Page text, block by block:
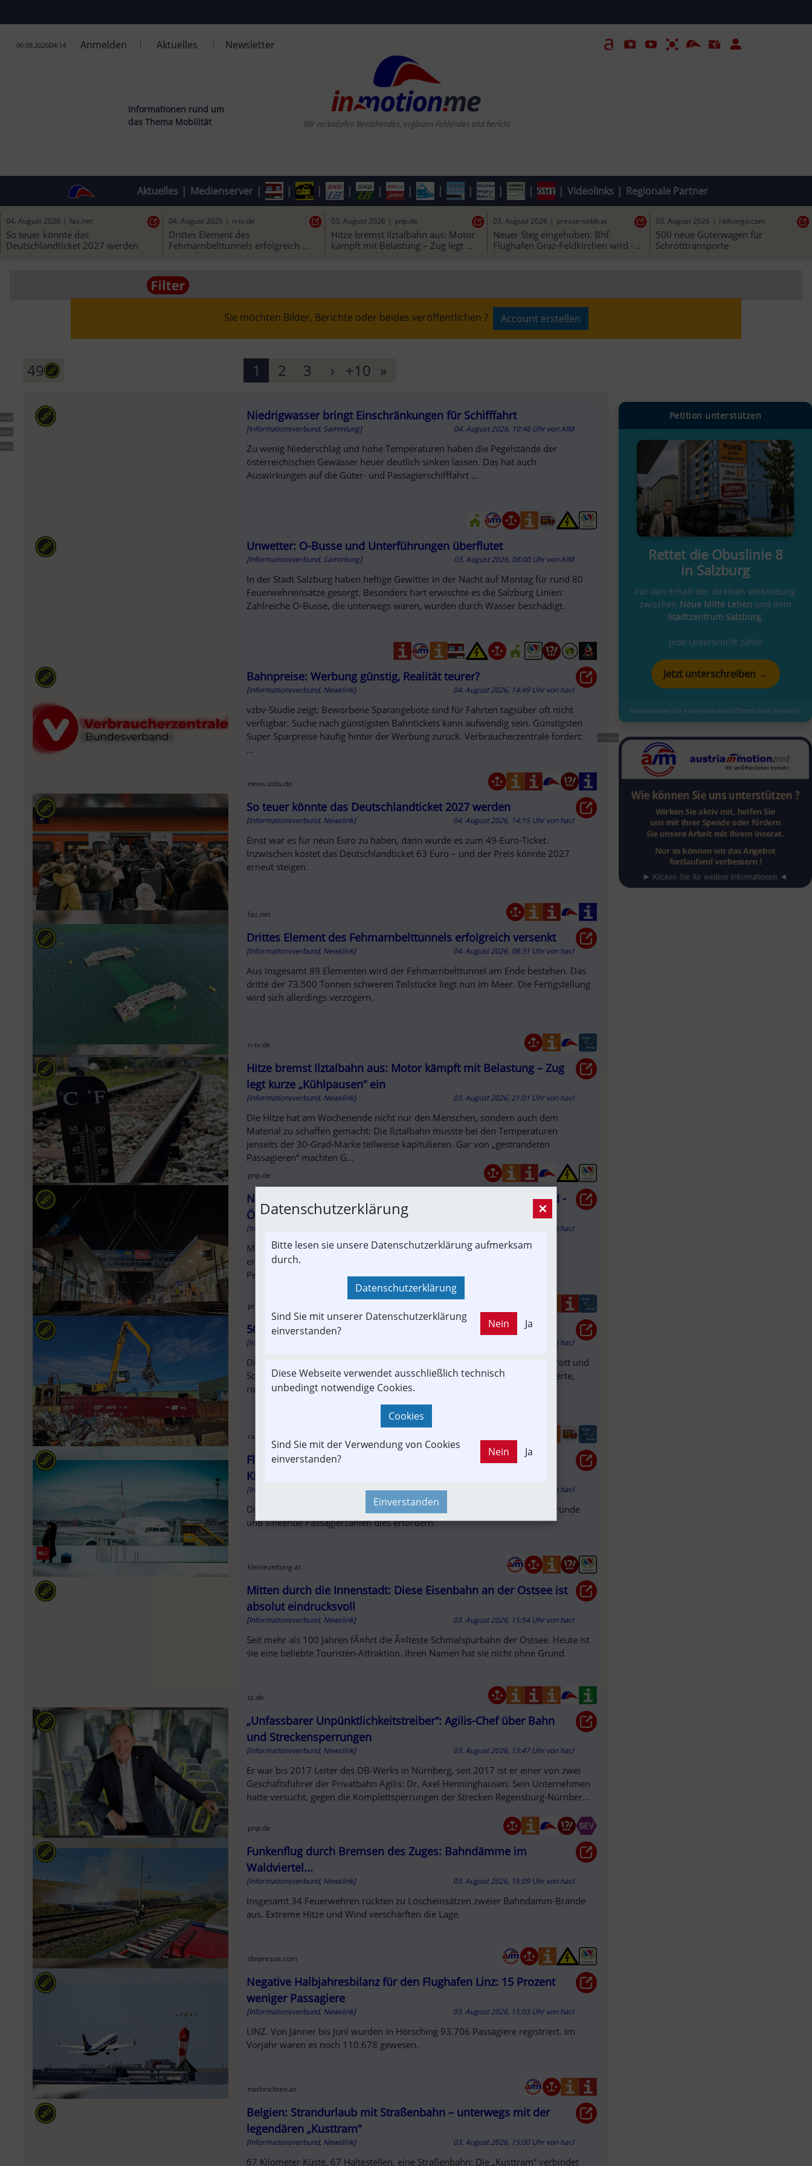
06.08.202604:14 Anmelden Aktuelles Newsletter
Informationen rund um
das Thema Mobilität
Wir verknüpfen Bestehende
Aktuelles Medienserver Videolinks Regionale Partner
04. August 2026 | news.vzbv.de
Bahnpreise: Werbung günstig,
Realität teurer?
04. August 2026 | faz.net
So teuer könnte das
Deutschlandticket 2027 werden
04. August 2026 | n-tv.de
Drittes Element des
Fehmarnbelttunnels erfolgreich
versenkt
03. August 2026 | pnp.de
Hitze bremst Ilztalbahn aus: Motor
kämpft mit Belastung – Zug legt
kurze „Kühlpausen“ ein
03. August 2026 | presse-oebb.at
Neuer Steg eingehoben: Bhf.
Flughafen Graz-Feldkirchen wird -
Sie möchten Bilder, Berichte oder beides veröffentlichen ? Account erstellen
AUSVERKAUFT
SOLD OUT
SOLD OUT
49 1 2 3 › +10 »
Niedrigwasser bringt Einschränkungen für Schifffahrt
[Informationsverbund, Sammlung] 04. August 2026, 10:46 Uhr vonAIM
Zu wenig Niederschlag und hohe Temperaturen haben die Pegelstände der
österreichischen Gewässer heuer deutlich sinken lassen. Das hat auch
Auswirkungen auf die Güter- und Passagierschifffahrt ...
Unwetter: O-Busse und Unterführungen überflutet
[Informationsverbund, Sammlung] 03. August 2026, 08:00 Uhr vonAIM
In der Stadt Salzburg haben heftige Gewitter in der Nacht auf Montag für rund 80
Feuerwehreinsätze gesorgt. Besonders hart erwischte es die Salzburg Linien:
Zahlreiche O-Busse, die unterwegs waren, wurden durch Wasser beschädigt.
Bahnpreise: Werbung günstig, Realität teurer?
[Informationsverbund, Newslink] 04. August 2026, 14:49 Uhr vonhacl
vzbv-Studie zeigt: Beworbene Sparangebote sind für Fahrten tagsüber oft nicht
verfügbar. Suche nach günstigsten Bahntickets kann aufwendig sein. Günstigsten
Super Sparpreise häufig hinter der Werbung zurück. Verbraucherzentrale fordert:
...
news.vzbv.de
So teuer könnte das Deutschlandticket 2027 werden
[Informationsverbund, Newslink] 04. August 2026, 14:15 Uhr vonhacl
Einst war es für neun Euro zu haben, dann wurde es zum 49-Euro-Ticket.
Inzwischen kostet das Deutschlandticket 63 Euro – und der Preis könnte 2027
erneut steigen.
faz.net
Drittes Element des Fehmarnbelttunnels erfolgreich versenkt
[Informationsverbund, Newslink] 04. August 2026, 08:31 Uhr vonhacl
Aus insgesamt 89 Elementen wird der Fehmarnbelttunnel am Ende bestehen. Das
dritte der 73.500 Tonnen schweren Teilstücke liegt nun im Meer. Die Fertigstellung
wird sich allerdings verzögern.
n-tv.de
Hitze bremst Ilztalbahn aus: Motor kämpft mit Belastung – Zug
legt kurze „Kühlpausen“ ein
[Informationsverbund, Newslink] 03. August 2026, 21:01 Uhr vonhacl
Die Hitze hat am Wochenende nicht nur den Menschen, sondern auch dem
Material zu schaffen gemacht: Die Ilztalbahn musste bei den Temperaturen
jenseits der 30-Grad-Marke teilweise kapitulieren. Gar von „gestrandeten
Passagieren“ machten G...
pnp.de
Neuer Steg eingehoben: Bhf. Flughafen Graz-Feldkirchen wird -
ÖBB
[Informationsverbund, Newslink] vonhacl
Modernisierung Bhf. Flughafen Graz-Feldkirchen schreitet voran Arbeiten
erreichen spektakulären Meilenstein: erfolgreicher Einhub des neuen
Personenstegs
presse-oebb.at
500 neue Güterwagen für Schrotttransporte
[Informationsverbund, Newslink] vonhacl
Die Eanos-y-Wagen wurden speziell für den Transport von Leichtmetallschrott und
Scherenschrott entwickelt. 15 Prozent mehr Ladevolumen und eine optimierte,
robuste Bauweise erleichtern die Verladung und sparen wertvolle Zeit.
railcargo.com
Flug Graz–Wien: Das Geld diktiert das AUA-Aus, nicht der
Klimaschutz | Kleine Zeitung
[Informationsverbund, Newslink] vonhacl
Die Austrian Airlines stellen die Flüge Graz–Wien ein weil wirtschaftliche Gründe
und sinkende Passagierzahlen dies erfordern.
kleinezeitung.at
Mitten durch die Innenstadt: Diese Eisenbahn an der Ostsee ist
absolut eindrucksvoll
[Informationsverbund, Newslink] 03. August 2026, 15:54 Uhr vonhacl
Seit mehr als 100 Jahren fÃ¤hrt die Ã¤lteste Schmalspurbahn der Ostsee. Heute ist
sie eine beliebte Touristen-Attraktion. Ihren Namen hat sie nicht ohne Grund.
tz.de
„Unfassbarer Unpünktlichkeitstreiber“: Agilis-Chef über Bahn
und Streckensperrungen
[Informationsverbund, Newslink] 03. August 2026, 15:47 Uhr vonhacl
Er war bis 2017 Leiter des DB-Werks in Nürnberg, seit 2017 ist er einer von zwei
Geschäftsführer der Privatbahn Agilis: Dr. Axel Henninghausen. Sein Unternehmen
hatte versucht, gegen die Komplettsperrungen der Strecken Regensburg-Nürnber...
pnp.de
Funkenflug durch Bremsen des Zuges: Bahndämme im
Waldviertel...
[Informationsverbund, Newslink] 03. August 2026, 15:09 Uhr vonhacl
Insgesamt 34 Feuerwehren rückten zu Löscheinsätzen zweier Bahndamm-Brände
aus. Extreme Hitze und Wind verschärften die Lage.
diepresse.com
Negative Halbjahresbilanz für den Flughafen Linz: 15 Prozent
weniger Passagiere
[Informationsverbund, Newslink] 03. August 2026, 15:03 Uhr vonhacl
LINZ. Von Jänner bis Juni wurden in Hörsching 93.706 Passagiere registriert. Im
Vorjahr waren es noch 110.678 gewesen.
nachrichten.at
Belgien: Strandurlaub mit Straßenbahn – unterwegs mit der
legendären „Kusttram“
[Informationsverbund, Newslink] 03. August 2026, 15:00 Uhr vonhacl
67 Kilometer Küste, 67 Haltestellen, eine Straßenbahn: Die „Kusttram“ verbindet
Petition unterstützen
Rettet die Obuslinie 8
in Salzburg
Für den Erhalt der direkten Verbindung
zwischen Neue Mitte Lehen und dem
Stadtzentrum Salzburg.
Jede Unterschrift zählt!
Jetzt unterschreiben →
Gemeinsam für einen starken öffentlichen Verkehr.
Anzeige
Datenschutzerklärung ×
Bitte lesen sie unsere Datenschutzerklärung aufmerksam
durch.
Datenschutzerklärung
Sind Sie mit unserer Datenschutzerklärung
einverstanden?
Nein Ja
Diese Webseite verwendet ausschließlich technisch
unbedingt notwendige Cookies.
Cookies
Sind Sie mit der Verwendung von Cookies
einverstanden?
Nein Ja
Einverstanden